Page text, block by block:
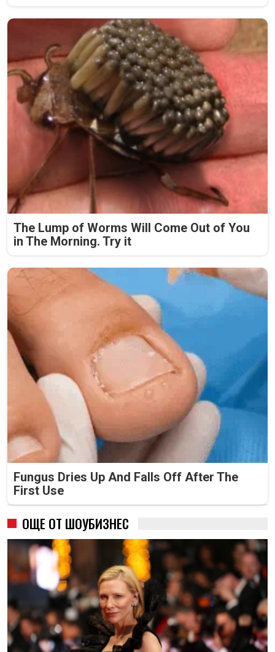
The Lump of Worms Will Come Out of You
in The Morning. Try it
Fungus Dries Up And Falls Off After The
First Use
ОЩЕ ОТ ШОУБИЗНЕС